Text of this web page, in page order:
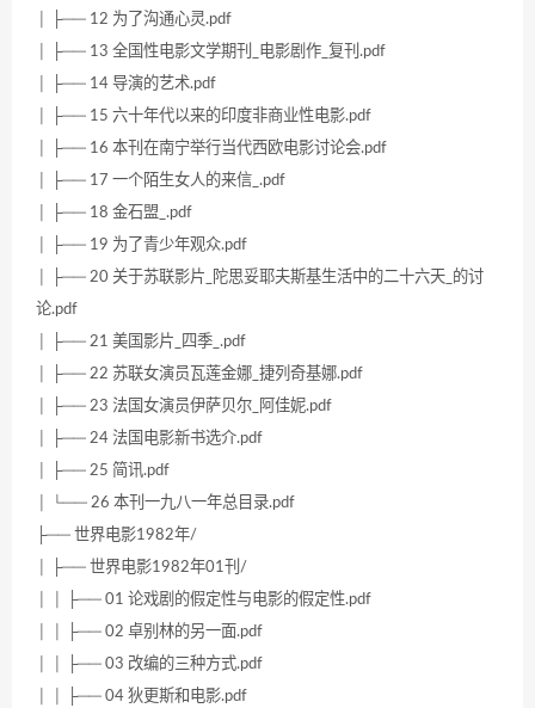
│ ├── 12 为了沟通心灵.pdf
│ ├── 13 全国性电影文学期刊_电影剧作_复刊.pdf
│ ├── 14 导演的艺术.pdf
│ ├── 15 六十年代以来的印度非商业性电影.pdf
│ ├── 16 本刊在南宁举行当代西欧电影讨论会.pdf
│ ├── 17 一个陌生女人的来信_.pdf
│ ├── 18 金石盟_.pdf
│ ├── 19 为了青少年观众.pdf
│ ├── 20 关于苏联影片_陀思妥耶夫斯基生活中的二十六天_的讨
论.pdf
│ ├── 21 美国影片_四季_.pdf
│ ├── 22 苏联女演员瓦莲金娜_捷列奇基娜.pdf
│ ├── 23 法国女演员伊萨贝尔_阿佳妮.pdf
│ ├── 24 法国电影新书选介.pdf
│ ├── 25 简讯.pdf
│ └── 26 本刊一九八一年总目录.pdf
├── 世界电影1982年/
│ ├── 世界电影1982年01刊/
│ │ ├── 01 论戏剧的假定性与电影的假定性.pdf
│ │ ├── 02 卓别林的另一面.pdf
│ │ ├── 03 改编的三种方式.pdf
│ │ ├── 04 狄更斯和电影.pdf